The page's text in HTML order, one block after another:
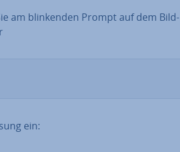
am blin­ken­den Prompt auf dem Bild­
ein: